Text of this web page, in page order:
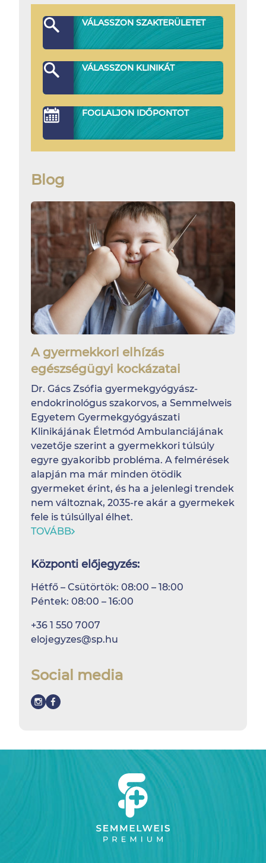
VÁLASSZON SZAKTERÜLETET
VÁLASSZON KLINIKÁT
FOGLALJON IDŐPONTOT
Blog
A gyermekkori elhízás
egészségügyi kockázatai
Dr. Gács Zsófia gyermekgyógyász-
endokrinológus szakorvos, a Semmelweis
Egyetem Gyermekgyógyászati
Klinikájának Életmód Ambulanciájának
vezetője szerint a gyermekkori túlsúly
egyre gyakoribb probléma. A felmérések
alapján ma már minden ötödik
gyermeket érint, és ha a jelenlegi trendek
nem változnak, 2035-re akár a gyermekek
fele is túlsúllyal élhet.
TOVÁBB
Központi előjegyzés:
Hétfő – Csütörtök: 08:00 – 18:00
Péntek: 08:00 – 16:00
+36 1 550 7007
elojegyzes@sp.hu
Social media